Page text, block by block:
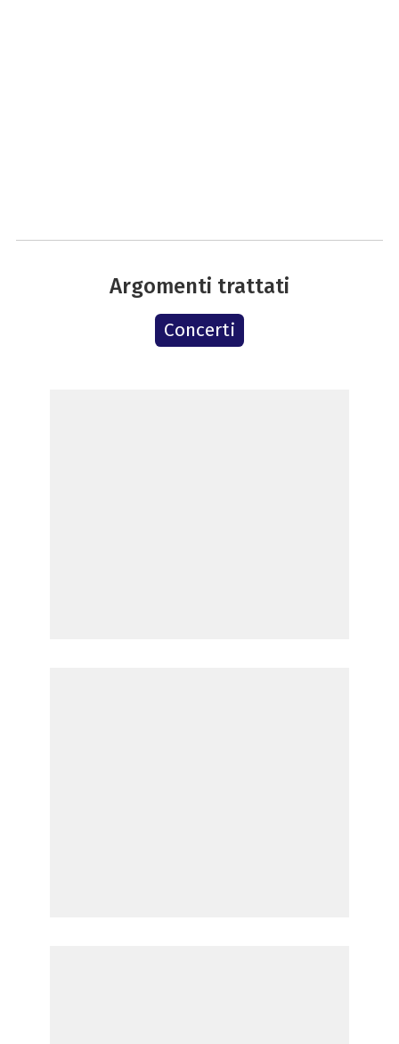
Argomenti trattati
Concerti